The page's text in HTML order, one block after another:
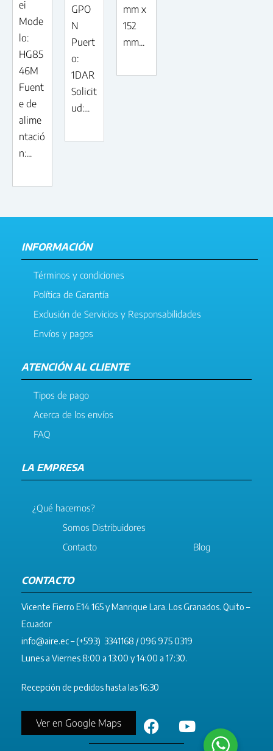
ei
Mode
lo:
HG85
46M
Fuent
e de
alime
ntació
n:...
GPO
N
Puert
o:
1DAR
Solicit
ud:...
mm x
152
mm...
INFORMACIÓN
Términos y condiciones
Política de Garantía
Exclusión de Servicios y Responsabilidades
Envíos y pagos
ATENCIÓN AL CLIENTE
Tipos de pago
Acerca de los envíos
FAQ
LA EMPRESA
¿Qué hacemos?
Somos Distribuidores
Contacto
Blog
CONTACTO
Vicente Fierro E14 165 y Manrique Lara. Los Granados. Quito –
Ecuador
info@aire.ec– (+593) 3341168 / 096 975 0319
Lunes a Viernes 8:00 a 13:00 y 14:00 a 17:30.
Recepción de pedidos hasta las 16:30
Ver en Google Maps